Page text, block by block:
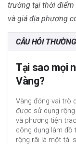
trường tại thời điểm
và giá địa phương
CÂU HỎI
Tại sao mọi
Vàng?
Vàng đóng vai trò
được sử dụng
và phương tiện
công dụng làm đồ
rộng rãi là một tài